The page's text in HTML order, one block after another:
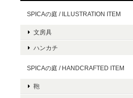
SPICAの庭 / ILLUSTRATION ITEM
文房具
ハンカチ
SPICAの庭 / HANDCRAFTED ITEM
鞄